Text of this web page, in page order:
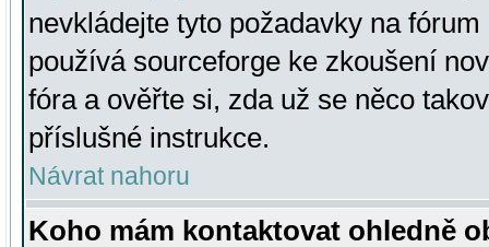
nevkládejte tyto požadavky na
používá sourceforge ke zkoušení
fóra a ověřte si, zda už se něco
příslušné instrukce.
Návrat nahoru
Koho mám kontaktovat ohledně